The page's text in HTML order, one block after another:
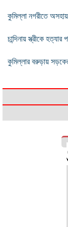
কুমিল্লা নগরীতে
চান্দিনায় স্ত্রীকে
কুমিল্লার বরুড়ায়